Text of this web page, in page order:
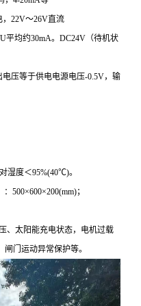
22V～26V直流
平均约30mA。DC24V（待机状
压等于供电电源电压-0.5V，输
湿度＜95%(40℃)。
500×600×200(mm)；
、太阳能充电状态，电机过载
门运动异常保护等。